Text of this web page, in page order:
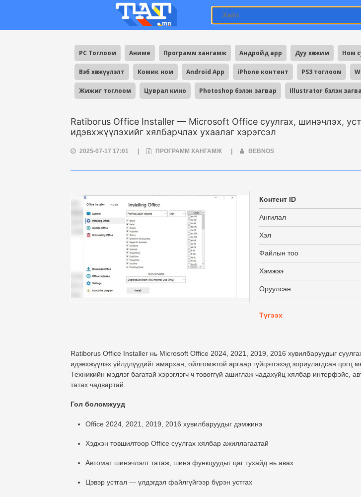
PC Тоглоом Аниме Программ хангамж Андройд app Дуу хөгжим Ном
Вэб хөгжүүлэлт Комик ном Android App iPhone контент PS3 тоглоом
Жижиг тоглоом Цуврал кино Photoshop бэлэн загвар Illustrator бэлэн
Ratiborus Office Installer — Microsoft Office суулгах, шинэчлэх,
идэвхжүүлэхийг хялбарчлах ухаалаг хэрэгсэл
2025-07-17 17:01 ПРОГРАММ ХАНГАМЖ BEBNOS
Контент ID
Ангилал
Хэл
Файлын тоо
Хэмжээ
Оруулсан
Түгээх
Ratiborus Office Installer нь Microsoft Office 2024, 2021, 2019, 2016 хувилбаруудыг
идэвхжүүлэх үйлдлүүдийг амархан, ойлгомжтой аргаар гүйцэтгэхэд зориулагдсан цогц
Техникийн мэдлэг багатай хэрэглэгч ч төвөггүй ашиглаж чадахуйц хялбар интерфэйс,
татах чадвартай.
Гол боломжууд
Office 2024, 2021, 2019, 2016 хувилбаруудыг дэмжинэ
Хэдхэн товшилтоор Office суулгах хялбар ажиллагаатай
Автомат шинэчлэлттатаж, шинэ функцуудыг цаг тухайд нь авах
Цэвэр устгал — үлдэгдэл файлгүйгээр бүрэн устгах